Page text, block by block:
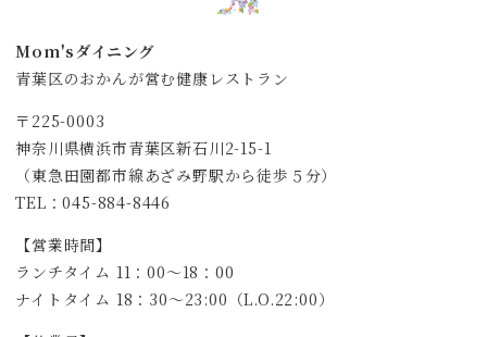
Mom'sダイニング
青葉区のおかんが営む健康レストラン
〒225-0003
神奈川県横浜市青葉区新石川2-15-1
（東急田園都市線あざみ野駅から徒歩５分）
TEL：045-884-8446
【営業時間】
ランチタイム 11：00～18：00
ナイトタイム 18：30～23:00（L.O.22:00）